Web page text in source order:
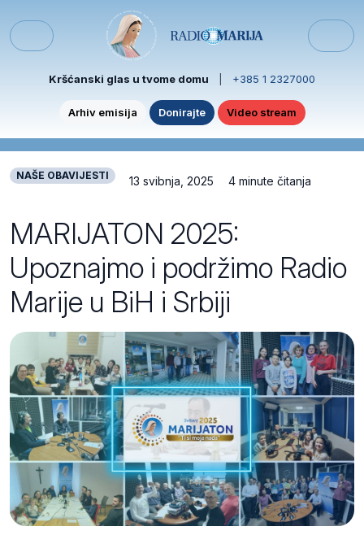
Menu
Kršćanski glas u tvome domu +385 1 2327000
Arhiv emisija Donirajte Video stream
NAŠE OBAVIJESTI 13 svibnja, 2025 4 minute čitanja
MARIJATON 2025:
Upoznajmo i podržimo Radio
Marije u BiH i Srbiji